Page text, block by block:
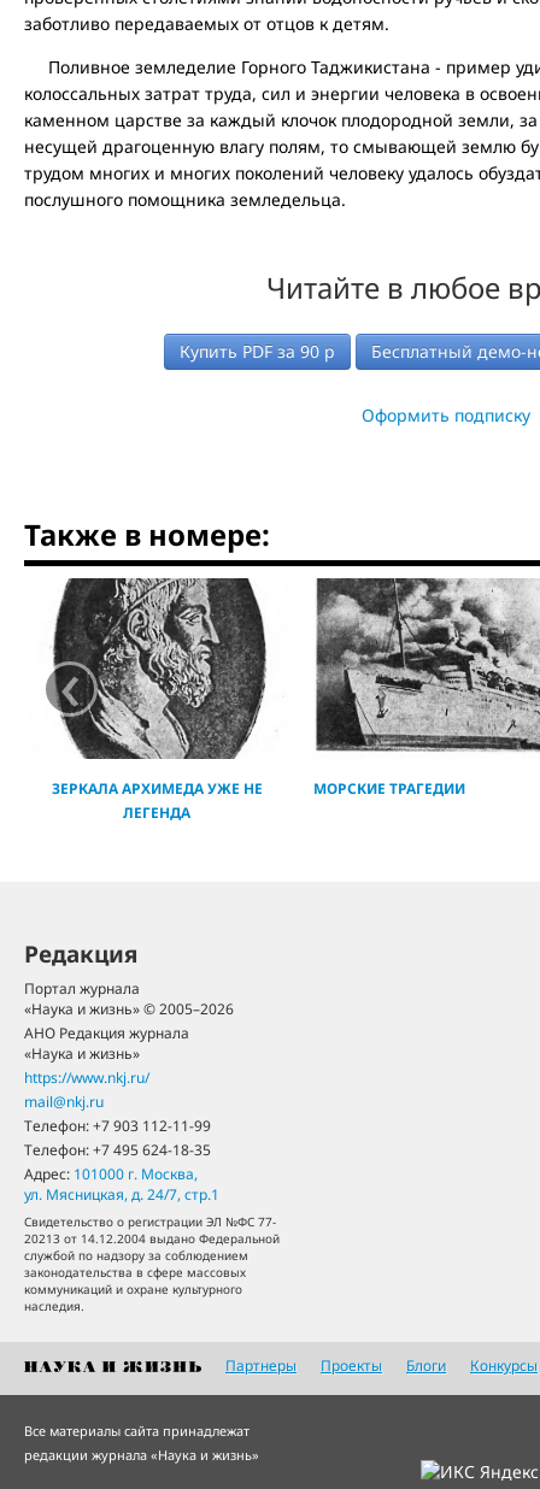
заботливо передаваемых от отцов к детям.
Поливное земледелие Горного Таджикистана - пример
колоссальных затрат труда, сил и энергии человека в
каменном царстве за каждый клочок плодородной земли,
несущей драгоценную влагу полям, то смывающей землю
трудом многих и многих поколений человеку удалось
послушного помощника земледельца.
Читайте в любое
Купить PDF за90 р Бесплатный демо-
Оформить подписку
Также в номере:
ЗЕРКАЛА АРХИМЕДА УЖЕ НЕ
ЛЕГЕНДА
МОРСКИЕ ТРАГЕДИИ
‹
Редакция
Портал журнала
«Наука и жизнь» © 2005–2026
АНО Редакция журнала
«Наука и жизнь»
https://www.nkj.ru/
mail@nkj.ru
Телефон:+7 903 112-11-99
Телефон:+7 495 624-18-35
Адрес: 101000 г. Москва,
ул. Мясницкая, д. 24/7, стр.1
Свидетельство о регистрации ЭЛ №ФС 77-
20213 от 14.12.2004 выдано Федеральной
службой по надзору за соблюдением
законодательства в сфере массовых
коммуникаций и охране культурного
наследия.
Партнеры Проекты Блоги Конкурсы
Все материалы сайта принадлежат
редакции журнала «Наука и жизнь»